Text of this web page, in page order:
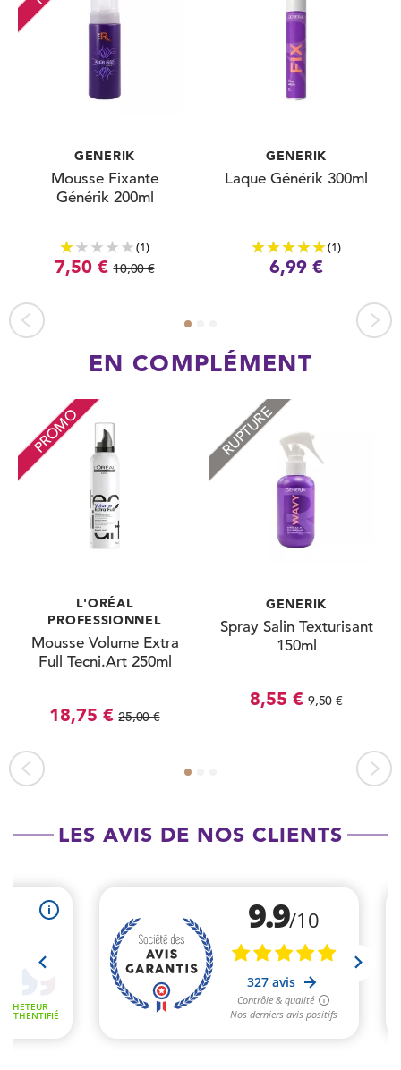
GENERIK
Mousse Fixante
Générik 200ml
(1)
7,50 € 10,00 €
GENERIK
Laque Générik 300ml
(1)
6,99 €
EN COMPLÉMENT
PROMO
L'ORÉAL
PROFESSIONNEL
Mousse Volume Extra
Full Tecni.Art 250ml
18,75 € 25,00 €
RUPTURE
GENERIK
Spray Salin Texturisant
150ml
8,55 € 9,50 €
LES AVIS DE NOS CLIENTS